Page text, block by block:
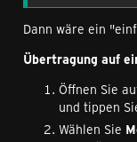
Dann wäre ein
Übertragung auf
Öffnen Sie
und tippen
Wählen Sie